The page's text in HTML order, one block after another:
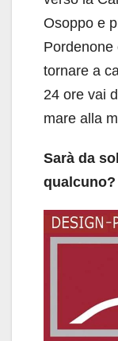
Osoppo e
Pordenone
tornare a
24 ore vai
mare alla
Sarà da
qualcuno?